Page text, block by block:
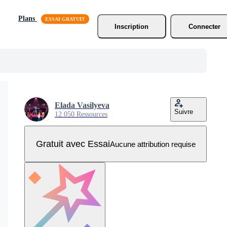
Plans
Inscription
Connecter
Elada Vasilyeva
12 050 Ressources Suivre
Gratuit avec EssaiAucune attribution requise